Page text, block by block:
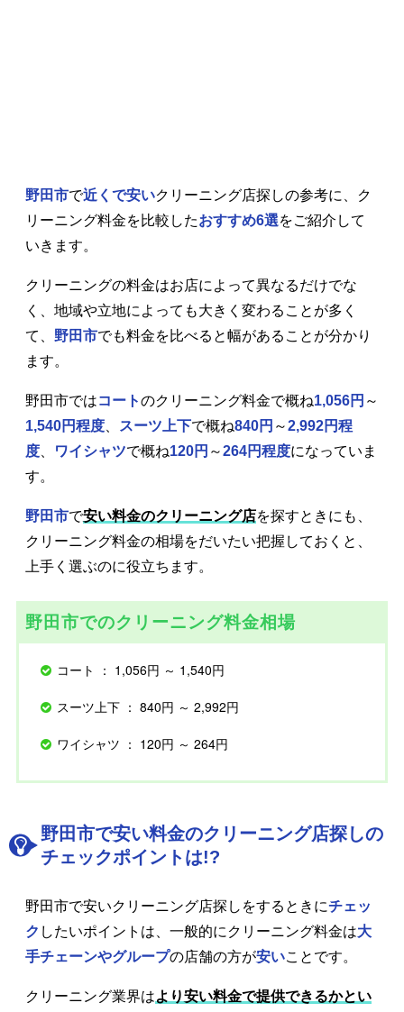
野田市で近くで安いクリーニング店探しの参考に、ク
リーニング料金を比較したおすすめ6選をご紹介して
いきます。
クリーニングの料金はお店によって異なるだけでな
く、地域や立地によっても大きく変わることが多く
て、 野田市でも料金を比べると幅があることが分かり
ます。
野田市ではコートのクリーニング料金で概ね1,056円 ～
1,540円程度
スーツ上下で概ね840円 ～2,992円程
度
ワイシャツで概ね120円 ～264円程度になっていま
す。
野田市で安い料金のクリーニング店を探すときにも、
クリーニング料金の相場をだいたい把握しておくと、
上手く選ぶのに役立ちます。
野田市でのクリーニング料金相場
コート ： 1,056円 ～ 1,540円
スーツ上下 ： 840円 ～ 2,992円
ワイシャツ ： 120円 ～ 264円
野田市で安い料金のクリーニング店探しの
チェックポイントは!?
野田市で安いクリーニング店探しをするときにチェッ
ク したいポイントは、一般的にクリーニング料金は大
手チェーンやグループの店舗の方が安いことです。
クリーニング業界はより安い料金で提供できるかとい